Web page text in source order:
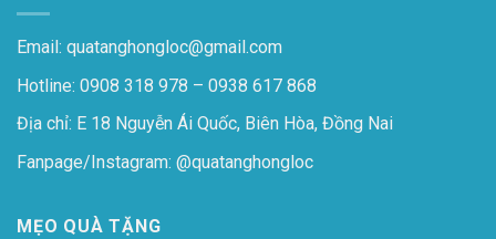
Email: quatanghongloc@gmail.com
Hotline: 0908 318 978 – 0938 617 868
Địa chỉ: E 18 Nguyễn Ái Quốc, Biên Hòa, Đồng Nai
Fanpage/Instagram: @quatanghongloc
MẸO QUÀ TẶNG